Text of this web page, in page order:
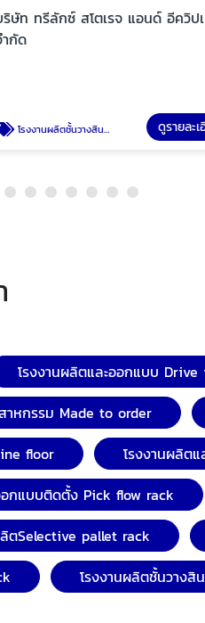
ทรีลักซ์ สโตเรจ แอนด์ อีควิปเม้นท์
านผลิตชั้นวางสินค้าอุตสาหกรรม Made to order ดูรายละเอียด
โรงงานผลิตและออกแบบ
าหกรรม Made to order
floor
โรงงานผลิต
กแบบติดตั้ง Pick flow rack
ตSelective pallet rack
โรงงานผลิตชั้นวางสิ